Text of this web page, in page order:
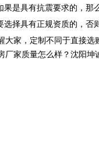
是具有抗震要求的，那
择具有正规资质的，否
家，定制不同于直接选
家质量怎么样？沈阳